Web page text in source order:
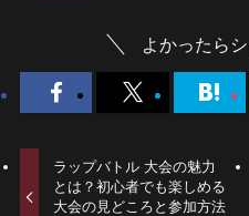
よかったら
ラップバトル 大会の魅力
とは？初心者でも楽しめる
大会の見どころと参加方法